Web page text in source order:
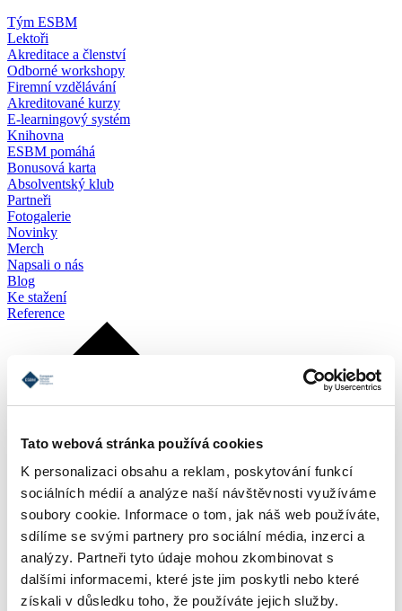
Tato webová stránka používá cookies
K personalizaci obsahu a reklam, poskytování funkcí
sociálních médií a analýze naší návštěvnosti využíváme
soubory cookie. Informace o tom, jak náš web používáte,
sdílíme se svými partnery pro sociální média, inzerci a
analýzy. Partneři tyto údaje mohou zkombinovat s
dalšími informacemi, které jste jim poskytli nebo které
získali v důsledku toho, že používáte jejich služby.
Tým ESBM
Lektoři
Akreditace a členství
Odborné workshopy
Firemní vzdělávání
Akreditované kurzy
E-learningový systém
Knihovna
ESBM pomáhá
Bonusová karta
Absolventský klub
Partneři
Fotogalerie
Novinky
Merch
Napsali o nás
Blog
Ke stažení
Reference